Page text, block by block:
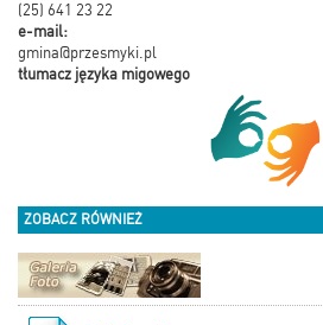
(25) 641 23 22
e-mail:
gmina@przesmyki.pl
tłumacz języka migowego
ZOBACZ RÓWNIEŻ